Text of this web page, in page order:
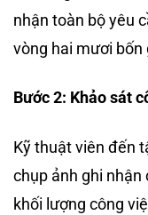
nhận toàn bộ yêu
vòng hai mươi bốn
Bước 2: Khảo sát
Kỹ thuật viên đến
chụp ảnh ghi
khối lượng công